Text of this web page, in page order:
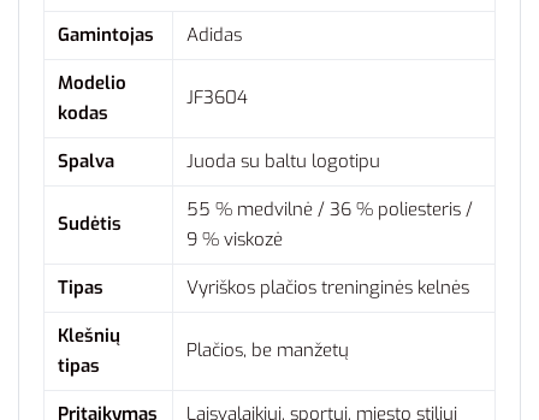
Gamintojas
Adidas
Modelio
kodas
JF3604
Spalva Juoda su baltu logotipu
Sudėtis
55 % medvilnė / 36 % poliesteris /
9 % viskozė
Tipas
Vyriškos plačios treninginės kelnės
Klešnių
tipas
Plačios, be manžetų
Pritaikymas Laisvalaikiui, sportui, miesto stiliui